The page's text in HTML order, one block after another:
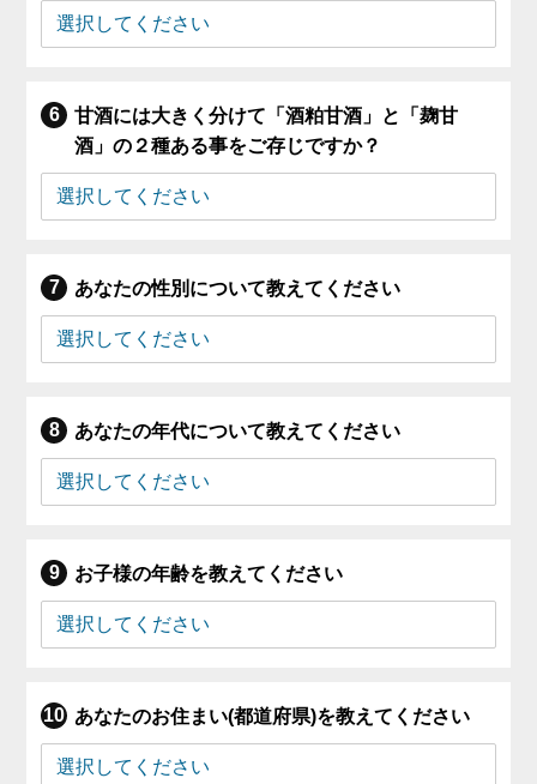
甘酒には大きく分けて「酒粕甘酒」と「麹甘
酒」の２種ある事をご存じですか？
あなたの性別について教えてください
あなたの年代について教えてください
お子様の年齢を教えてください
あなたのお住まい(都道府県)を教えてください